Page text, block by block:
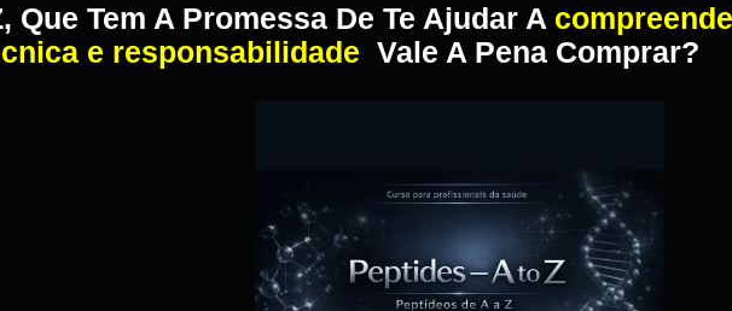
Que Tem A Promessa De Te Ajudar A
e responsabilidade Vale A Pena Comprar?